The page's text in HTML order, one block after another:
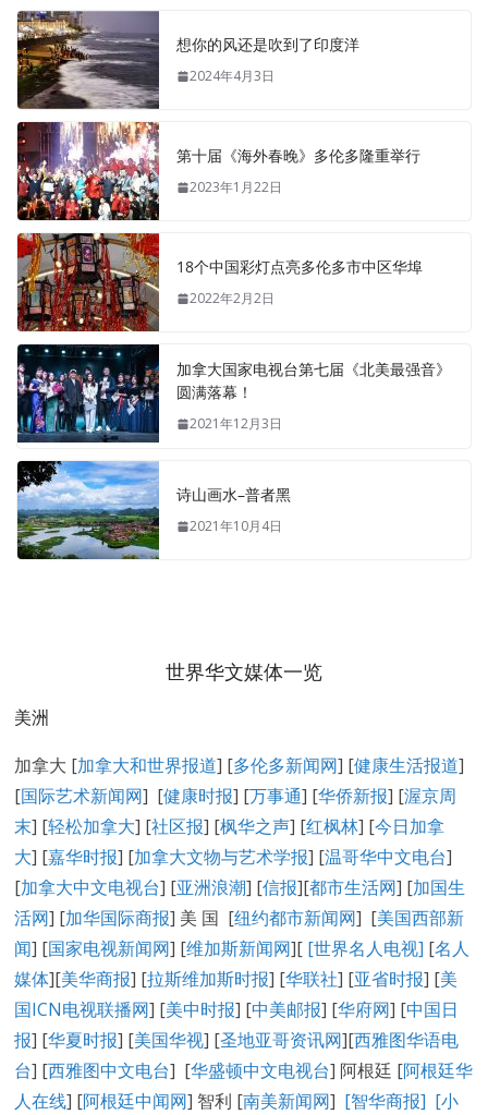
想你的风还是吹到了印度洋
2024年4月3日
第十届《海外春晚》多伦多隆重举行
2023年1月22日
18个中国彩灯点亮多伦多市中区华埠
2022年2月2日
加拿大国家电视台第七届《北美最强音》
圆满落幕！
2021年12月3日
诗山画水–普者黑
2021年10月4日
世界华文媒体一览
美洲
加拿大 [加拿大和世界报道] [多伦多新闻网] [健康生活报道]
[国际艺术新闻网] [健康时报] [万事通] [华侨新报] [渥京周
末] [轻松加拿大] [社区报] [枫华之声] [红枫林] [今日加拿
大] [嘉华时报] [加拿大文物与艺术学报] [温哥华中文电台]
[加拿大中文电视台] [亚洲浪潮] [信报][都市生活网] [加国生
活网] [加华国际商报] 美 国 [纽约都市新闻网] [美国西部新
闻] [国家电视新闻网] [维加斯新闻网][ [世界名人电视] [名人
媒体][美华商报] [拉斯维加斯时报] [华联社] [亚省时报] [美
国ICN电视联播网] [美中时报] [中美邮报] [华府网] [中国日
报] [华夏时报] [美国华视] [圣地亚哥资讯网][西雅图华语电
台] [西雅图中文电台] [华盛顿中文电视台] 阿根廷 [阿根廷华
人在线] [阿根廷中闻网] 智利 [南美新闻网] [智华商报] [小